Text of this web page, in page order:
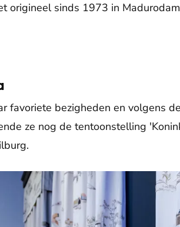
origineel sinds 1973 in
favoriete bezigheden en volgens
ze nog de tentoonstelling